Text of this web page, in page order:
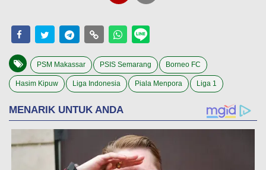
PSM Makassar PSIS Semarang Borneo FC
Hasim Kipuw Liga Indonesia Piala Menpora Liga 1